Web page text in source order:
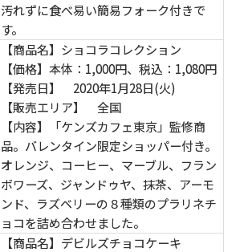
汚れずに食べ易い簡易フォーク付きで
す。
【商品名】ショコラコレクション
【価格】本体：1,000円、税込：1,080円
【発売日】 2020年1月28日(火)
【販売エリア】 全国
【内容】「ケンズカフェ東京」監修商
品。バレンタイン限定ショッパー付き。
オレンジ、コーヒー、マーブル、フラン
ボワーズ、ジャンドゥヤ、抹茶、アーモ
ンド、ラズベリーの８種類のプラリネチ
ョコを詰め合わせました。
【商品名】デビルズチョコケーキ